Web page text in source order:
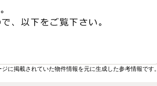
に掲載されていた物件情報を元に生成した参考情報です。